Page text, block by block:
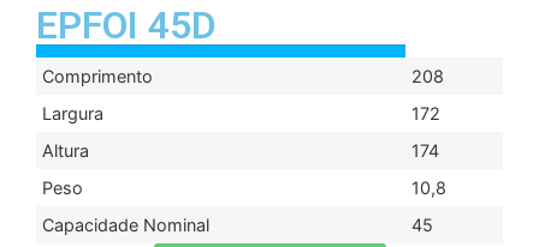
EPFOI 45D
Comprimento
208
Largura
172
Altura
174
Peso
10,8
Capacidade Nominal
45